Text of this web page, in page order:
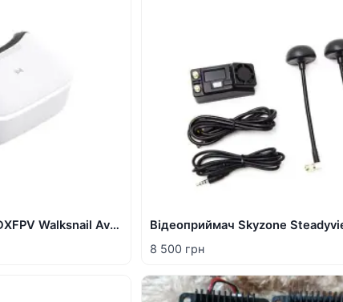
Окуляри FPV CADDXFPV Walksnail Avatar HD Goggles L та Skyzone Cobra X V4
8 500 грн